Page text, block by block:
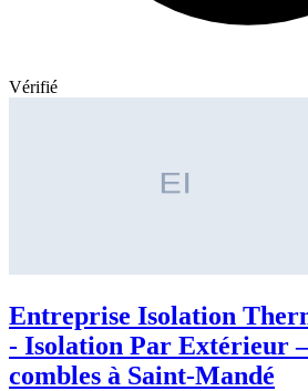
Vérifié
Entreprise Isolation
- Isolation Par Extérieur
combles à Saint-Mandé